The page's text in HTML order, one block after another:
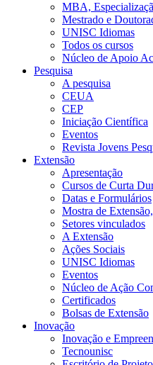
MBA,
Mestrado e
UNISC Idiomas
Todos os cursos
Núcleo de Apoio
Pesquisa
A pesquisa
CEUA
CEP
Iniciação Científica
Eventos
Revista Jovens
Extensão
Apresentação
Cursos de Curta
Datas e Formulários
Mostra de
Setores vinculados
A Extensão
Ações Sociais
UNISC Idiomas
Eventos
Núcleo de Ação
Certificados
Bolsas de Extensão
Inovação
Inovação e
Tecnounisc